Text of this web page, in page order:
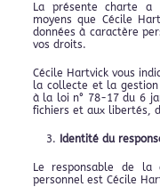
La présente charte
moyens que Cécile
données à caractère
vos droits.
Cécile Hartvick vous
la collecte et la gestion
à la loi n° 78-17 du 6
fichiers et aux libertés,
Identité du
Le responsable de la
personnel est Cécile